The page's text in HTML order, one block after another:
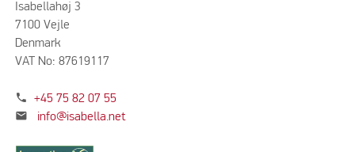
Isabellahøj 3
7100 Vejle
Denmark
VAT No: 87619117
phone +45 75 82 07 55
mail info@isabella.net